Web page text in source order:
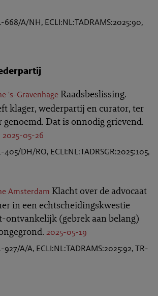
A/NH, ECLI:NL:TADRAMS:2025:90,
's-Gravenhage Raadsbeslissing.
klager, wederpartij en curator, ter
Dat is onnodig grievend.
2025-05-26
DH/RO, ECLI:NL:TADRSGR:2025:105,
Amsterdam Klacht over de advocaat
in een echtscheidingskwestie
ontvankelijk (gebrek aan belang)
2025-05-19
A/A, ECLI:NL:TADRAMS:2025:92, TR-